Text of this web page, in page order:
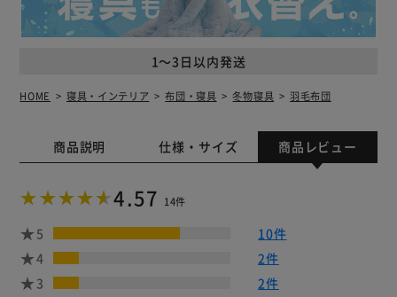
1～3日以内発送
HOME 寝具・インテリア 布団・寝具 冬物寝具 羽毛布団
商品説明 仕様・サイズ 商品レビュー
4.57 14件
5
10件
4
2件
3
2件